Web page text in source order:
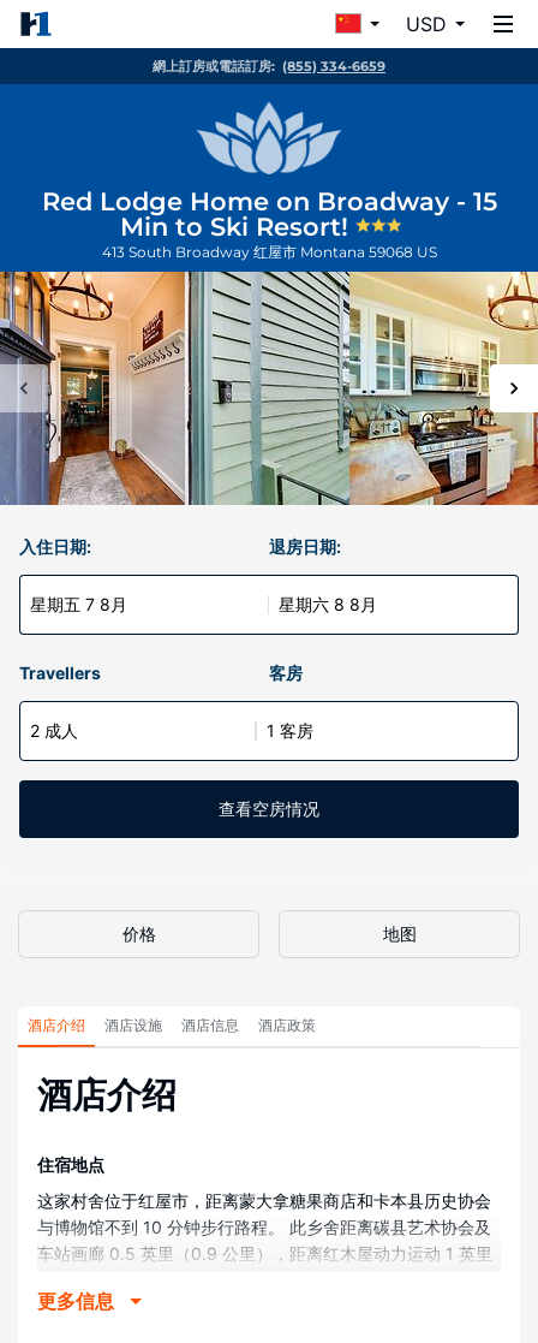
USD
網上訂房或電話訂房: (855) 334-6659
Red Lodge Home on Broadway - 15
Min to Ski Resort!
413 South Broadway 红屋市 Montana 59068 US
入住日期:
星期五 7 8月
退房日期:
星期六 8 8月
Travellers 客房
2 成人 1 客房
查看空房情况
价格 地图
酒店介绍 酒店设施 酒店信息 酒店政策
酒店介绍
住宿地点
这家村舍位于红屋市，距离蒙大拿糖果商店和卡本县历史协会
与博物馆不到 10 分钟步行路程。 此乡舍距离碳县艺术协会及
车站画廊 0.5 英里（0.9 公里），距离红木屋动力运动 1 英里
客房
更多信息